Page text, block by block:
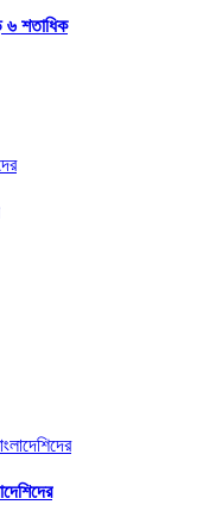
৬ শতাধিক